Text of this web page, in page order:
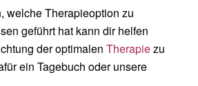
welche Therapieoption zu
geführt hat kann dir helfen
der optimalen Therapiezu
ein Tagebuch oder unsere